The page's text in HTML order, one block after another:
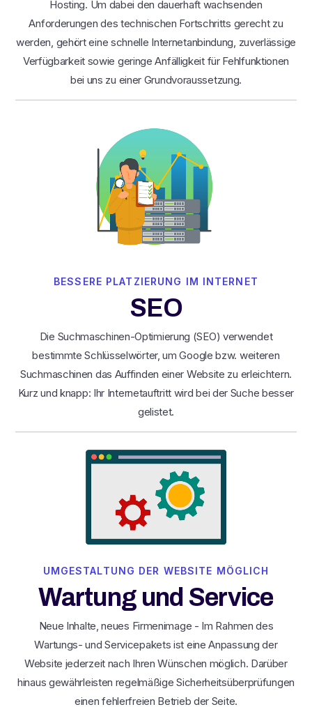
Hosting. Um dabei den dauerhaft wachsenden
Anforderungen des technischen Fortschritts gerecht zu
werden, gehört eine schnelle Internetanbindung, zuverlässige
Verfügbarkeit sowie geringe Anfälligkeit für Fehlfunktionen
bei uns zu einer Grundvoraussetzung.
BESSERE PLATZIERUNG IM INTERNET
SEO
Die Suchmaschinen-Optimierung (SEO) verwendet
bestimmte Schlüsselwörter, um Google bzw. weiteren
Suchmaschinen das Auffinden einer Website zu erleichtern.
Kurz und knapp: Ihr Internetauftritt wird bei der Suche besser
gelistet.
UMGESTALTUNG DER WEBSITE MÖGLICH
Wartung und Service
Neue Inhalte, neues Firmenimage - Im Rahmen des
Wartungs- und Servicepakets ist eine Anpassung der
Website jederzeit nach Ihren Wünschen möglich. Darüber
hinaus gewährleisten regelmäßige Sicherheitsüberprüfungen
einen fehlerfreien Betrieb der Seite.